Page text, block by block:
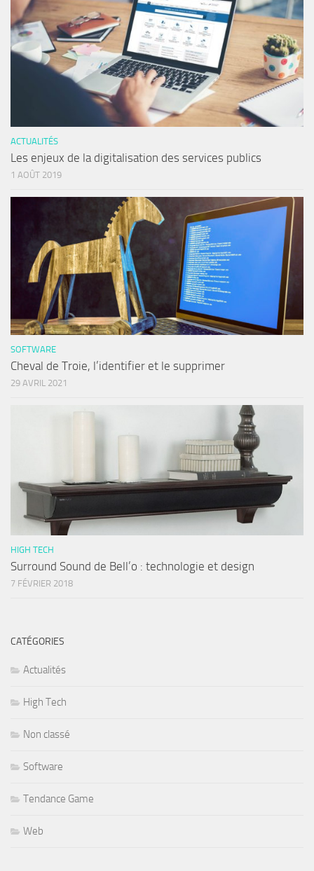
ACTUALITÉS
Les enjeux de la digitalisation des services publics
1 AOÛT 2019
SOFTWARE
Cheval de Troie, l’identifier et le supprimer
29 AVRIL 2021
HIGH TECH
Surround Sound de Bell’o : technologie et design
7 FÉVRIER 2018
CATÉGORIES
Actualités
High Tech
Non classé
Software
Tendance Game
Web